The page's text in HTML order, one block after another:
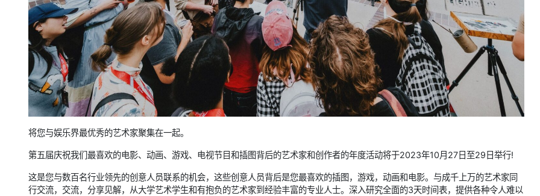
将您与娱乐界最优秀的艺术家聚集在一起。
第五届庆祝我们最喜欢的电影、动画、游戏、电视节目和插图背后的艺术家和创作者的年度活动将于2023年10月27日至29日举行!
这是您与数百名行业领先的创意人员联系的机会，这些创意人员背后是您最喜欢的插图，游戏，动画和电影。与成千上万的艺术家同
行交流，交流，分享见解，从大学艺术学生和有抱负的艺术家到经验丰富的专业人士。深入研究全面的3天时间表，提供各种令人难以